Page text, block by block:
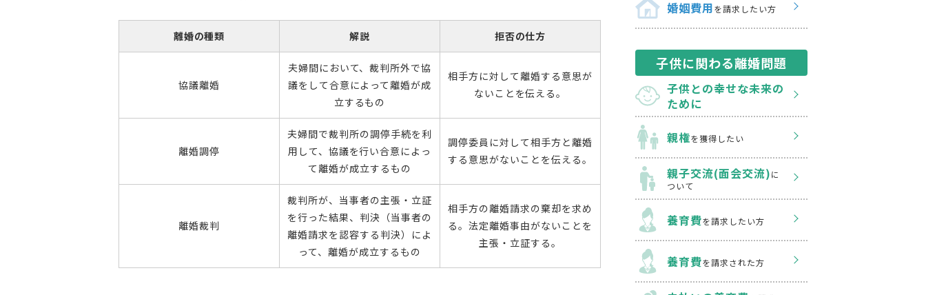
離婚の種類 解説 拒否の仕方
協議離婚
夫婦間において、裁判所外で協
議をして合意によって離婚が成
立するもの
相手方に対して離婚する意思が
ないことを伝える。
離婚調停
夫婦間で裁判所の調停手続を利
用して、協議を行い合意によっ
て離婚が成立するもの
調停委員に対して相手方と離婚
する意思がないことを伝える。
離婚裁判
裁判所が、当事者の主張・立証
を行った結果、判決（当事者の
離婚請求を認容する判決）によ
って、離婚が成立するもの
相手方の離婚請求の棄却を求め
る。法定離婚事由がないことを
主張・立証する。
婚姻費用を請求したい方
子供に関わる離婚問題
子供との幸せな未来の
ために
親権を獲得したい
親子交流(面会交流)に
ついて
養育費を請求したい方
養育費を請求された方